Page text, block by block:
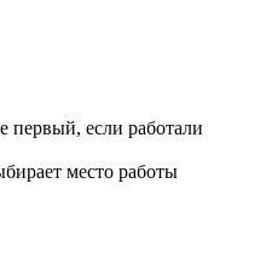
первый, если работали
место работы